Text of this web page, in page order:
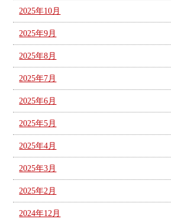
2025年10月
2025年9月
2025年8月
2025年7月
2025年6月
2025年5月
2025年4月
2025年3月
2025年2月
2024年12月